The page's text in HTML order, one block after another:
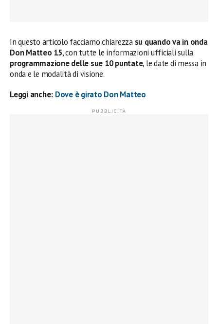
In questo articolo facciamo chiarezzasu quando va in onda
Don Matteo 15, con tutte le informazioni ufficiali sulla
programmazione delle sue 10 puntate, le date di messa in
onda e le modalità di visione.
Leggi anche: Dove è girato Don Matteo